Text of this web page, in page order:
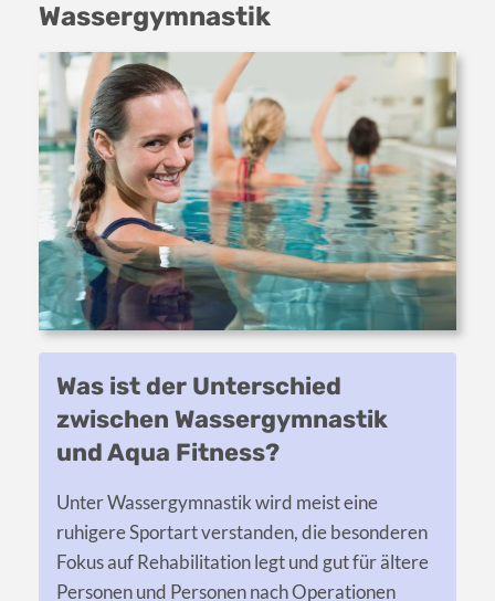
Wassergymnastik
Was ist der Unterschied
zwischen Wassergymnastik
und Aqua Fitness?
Unter Wassergymnastik wird meist eine
ruhigere Sportart verstanden, die besonderen
Fokus auf Rehabilitation legt und gut für ältere
Personen und Personen nach Operationen